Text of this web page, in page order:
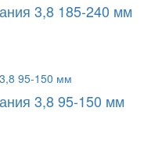
3,8 185-240 мм
3,8 95-150 мм